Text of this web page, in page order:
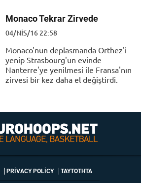
Monaco Tekrar Zirvede
04/NIS/16 22:58
Monaco'nun deplasmanda Orthez'i
yenip Strasbourg'un evinde
Nanterre'ye yenilmesi ile Fransa'nın
zirvesi bir kez daha el değiştirdi.
PRIVACY POLICY ΤΑΥΤΟΤΗΤΑ